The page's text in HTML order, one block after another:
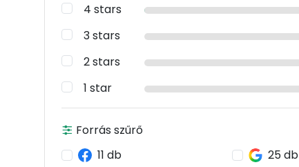
4 stars
3 stars
2 stars
1 star
Forrás szűrő
11 db
25 db